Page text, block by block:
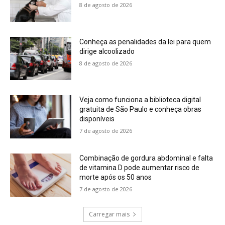
8 de agosto de 2026
Conheça as penalidades da lei para quem
dirige alcoolizado
8 de agosto de 2026
Veja como funciona a biblioteca digital
gratuita de São Paulo e conheça obras
disponíveis
7 de agosto de 2026
Combinação de gordura abdominal e falta
de vitamina D pode aumentar risco de
morte após os 50 anos
7 de agosto de 2026
Carregar mais